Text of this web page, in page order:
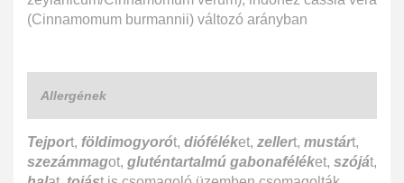
(Cinnamomum burmannii) változó arányban
Allergének
Tejport, földimogyorót, dióféléket, zellert, mustárt,
szezámmagot, gluténtartalmú gabonaféléket, szóját,